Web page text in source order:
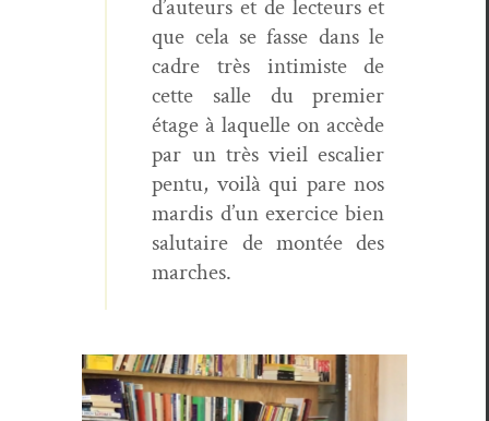
d’auteurs et de lecteurs et
que cela se fasse dans le
cadre très intimiste de
cette salle du pre­mier
étage à laque­lle on accède
par un très vieil escalier
pen­tu, voilà qui pare nos
mardis d’un exer­ci­ce bien
salu­taire de mon­tée des
marches.